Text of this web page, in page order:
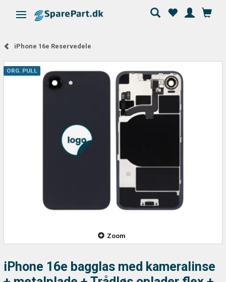
Skifte navigation
iPhone 16e Reservedele
ORG. PULL
Zoom
iPhone 16e bagglas med kameralinse